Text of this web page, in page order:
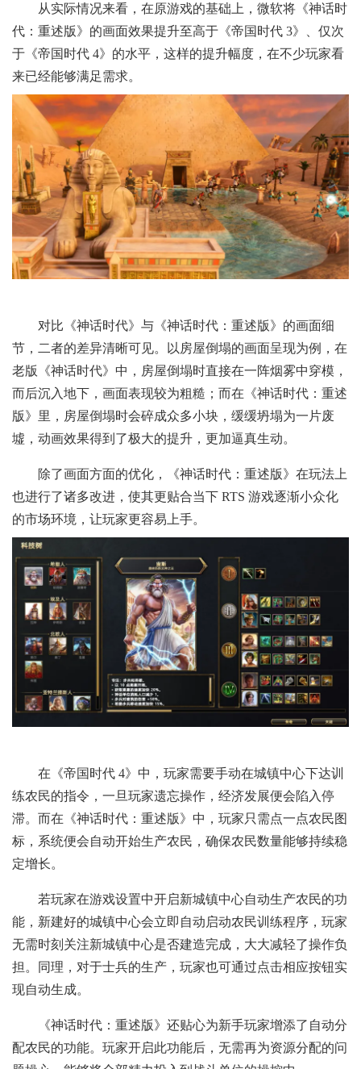
从实际情况来看，在原游戏的基础上，微软将《神话时
代：重述版》的画面效果提升至高于《帝国时代 3》、仅次
于《帝国时代 4》的水平，这样的提升幅度，在不少玩家看
来已经能够满足需求。
对比《神话时代》与《神话时代：重述版》的画面细
节，二者的差异清晰可见。以房屋倒塌的画面呈现为例，在
老版《神话时代》中，房屋倒塌时直接在一阵烟雾中穿模，
而后沉入地下，画面表现较为粗糙；而在《神话时代：重述
版》里，房屋倒塌时会碎成众多小块，缓缓坍塌为一片废
墟，动画效果得到了极大的提升，更加逼真生动。
除了画面方面的优化，《神话时代：重述版》在玩法上
也进行了诸多改进，使其更贴合当下 RTS 游戏逐渐小众化
的市场环境，让玩家更容易上手。
在《帝国时代 4》中，玩家需要手动在城镇中心下达训
练农民的指令，一旦玩家遗忘操作，经济发展便会陷入停
滞。而在《神话时代：重述版》中，玩家只需点一点农民图
标，系统便会自动开始生产农民，确保农民数量能够持续稳
定增长。
若玩家在游戏设置中开启新城镇中心自动生产农民的功
能，新建好的城镇中心会立即自动启动农民训练程序，玩家
无需时刻关注新城镇中心是否建造完成，大大减轻了操作负
担。同理，对于士兵的生产，玩家也可通过点击相应按钮实
现自动生成。
《神话时代：重述版》还贴心为新手玩家增添了自动分
配农民的功能。玩家开启此功能后，无需再为资源分配的问